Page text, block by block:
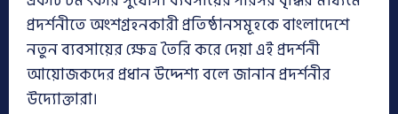
প্রদর্শনীতে অংশগ্রহনকারী প্রতিষ্ঠানসমূহকে বাংলাদেশে
নতুন ব্যবসায়ের ক্ষেত্র তৈরি করে দেয়া এই প্রদর্শনী
আয়োজকদের প্রধান উদ্দেশ্য বলে জানান প্রদর্শনীর
উদ্যোক্তারা।